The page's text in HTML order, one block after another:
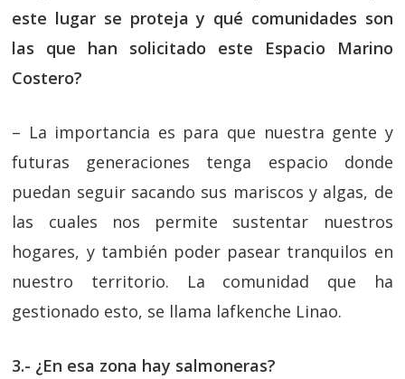
este lugar se proteja y qué comunidades son
las que han solicitado este Espacio Marino
Costero?
– La importancia es para que nuestra gente y
futuras generaciones tenga espacio donde
puedan seguir sacando sus mariscos y algas, de
las cuales nos permite sustentar nuestros
hogares, y también poder pasear tranquilos en
nuestro territorio. La comunidad que ha
gestionado esto, se llama lafkenche Linao.
3.- ¿En esa zona hay salmoneras?